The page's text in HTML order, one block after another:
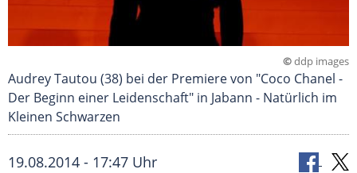
©ddp images
Audrey Tautou (38) bei der Premiere von "Coco Chanel -
Der Beginn einer Leidenschaft" in Jabann - Natürlich im
Kleinen Schwarzen
19.08.2014 - 17:47 Uhr